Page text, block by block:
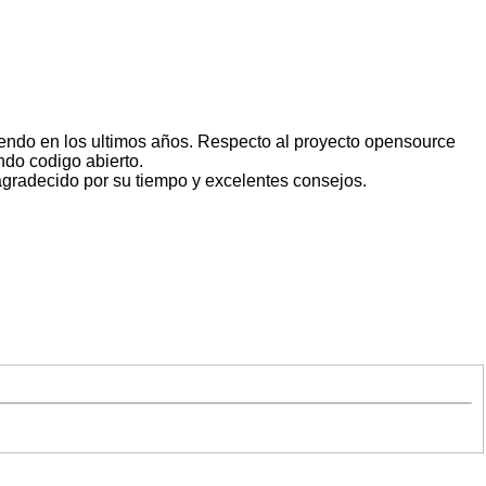
en los ultimos años. Respecto al proyecto opensource
codigo abierto.
por su tiempo y excelentes consejos.